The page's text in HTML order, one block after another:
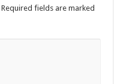
Required fields are marked